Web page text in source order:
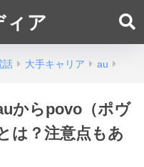
ィア
話 大手キャリア au
からpovo（ポヴ
は？注意点もあ